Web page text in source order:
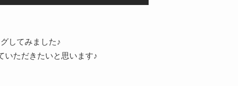
してみました♪
いただきたいと思います♪